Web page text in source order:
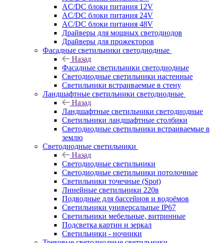
AC/DC блоки питания 12V
AC/DC блоки питания 24V
AC/DC блоки питания 48V
Драйверы для мощных светодиодов
Драйверы для прожекторов
Фасадные светильники светодиодные
Назад
Фасадные светильники светодиодные
Светодиодные светильники настенные
Светильники встраиваемые в стену
Ландшафтные светильники светодиодные
Назад
Ландшафтные светильники светодиодные
Светильники ландшафтные столбики
Светодиодные светильники встраиваемые в
землю
Светодиодные светильники
Назад
Светодиодные светильники
Светодиодные светильники потолочные
Светильники точечные (Spot)
Линейные светильники 220в
Подводные для бассейнов и водоёмов
Светильники универсальные IP67
Светильники мебельные, витринные
Подсветка картин и зеркал
Светильники - ночники